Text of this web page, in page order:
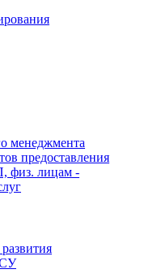
менеджмента
предоставления
физ. лицам -